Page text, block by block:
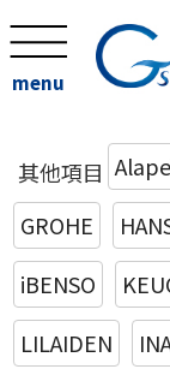
menu
其他項目
GROHE
iBENSO
LILAIDEN